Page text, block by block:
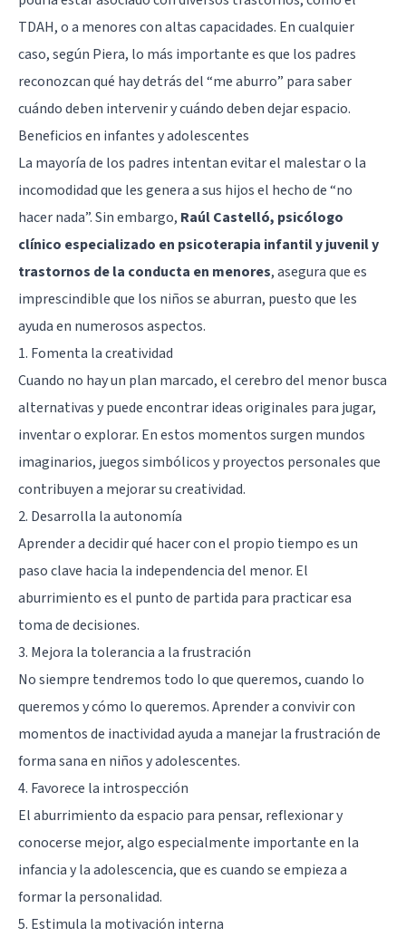
TDAH, o a menores con altas capacidades. En cualquier
caso, según Piera, lo más importante es que los padres
reconozcan qué hay detrás del “me aburro” para saber
cuándo deben intervenir y cuándo deben dejar espacio.
Beneficios en infantes y adolescentes
La mayoría de los padres intentan evitar el malestar o la
incomodidad que les genera a sus hijos el hecho de “no
hacer nada”. Sin embargo, Raúl Castelló, psicólogo
clínico especializado en psicoterapia infantil y juvenil y
trastornos de la conducta en menores, asegura que es
imprescindible que los niños se aburran, puesto que les
ayuda en numerosos aspectos.
1. Fomenta la creatividad
Cuando no hay un plan marcado, el cerebro del menor busca
alternativas y puede encontrar ideas originales para jugar,
inventar o explorar. En estos momentos surgen mundos
imaginarios, juegos simbólicos y proyectos personales que
contribuyen a mejorar su creatividad.
2. Desarrolla la autonomía
Aprender a decidir qué hacer con el propio tiempo es un
paso clave hacia la independencia del menor. El
aburrimiento es el punto de partida para practicar esa
toma de decisiones.
3. Mejora la tolerancia a la frustración
No siempre tendremos todo lo que queremos, cuando lo
queremos y cómo lo queremos. Aprender a convivir con
momentos de inactividad ayuda a manejar la frustración de
forma sana en niños y adolescentes.
4. Favorece la introspección
El aburrimiento da espacio para pensar, reflexionar y
conocerse mejor, algo especialmente importante en la
infancia y la adolescencia, que es cuando se empieza a
formar la personalidad.
5. Estimula la motivación interna